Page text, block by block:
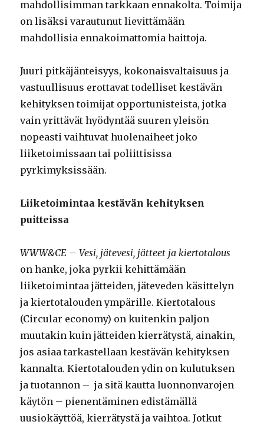
mahdollisimman tarkkaan ennakolta. Toimija
on lisäksi varautunut lievittämään
mahdollisia ennakoimattomia haittoja.
Juuri pitkäjänteisyys, kokonaisvaltaisuus ja
vastuullisuus erottavat todelliset kestävän
kehityksen toimijat opportunisteista, jotka
vain yrittävät hyödyntää suuren yleisön
nopeasti vaihtuvat huolenaiheet joko
liiketoimissaan tai poliittisissa
pyrkimyksissään.
Liiketoimintaa kestävän kehityksen
puitteissa
WWW&CE – Vesi, jätevesi, jätteet ja kiertotalous
on hanke, joka pyrkii kehittämään
liiketoimintaa jätteiden, jäteveden käsittelyn
ja kiertotalouden ympärille. Kiertotalous
(Circular economy) on kuitenkin paljon
muutakin kuin jätteiden kierrätystä, ainakin,
jos asiaa tarkastellaan kestävän kehityksen
kannalta. Kiertotalouden ydin on kulutuksen
ja tuotannon – ja sitä kautta luonnonvarojen
käytön – pienentäminen edistämällä
uusiokäyttöä, kierrätystä ja vaihtoa. Jotkut